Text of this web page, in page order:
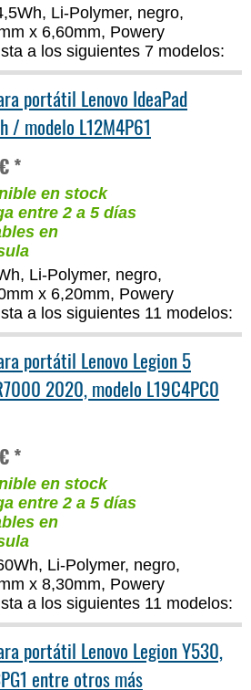
Li-Polymer, negro,
x 6,60mm, Powery
a los siguientes 7 modelos:
portátil Lenovo IdeaPad
/ modelo L12M4P61
*
en stock
entre 2 a 5 días
en
Li-Polymer, negro,
x 6,20mm, Powery
a los siguientes 11 modelos:
portátil Lenovo Legion 5
2020, modelo L19C4PC0
*
en stock
entre 2 a 5 días
en
Li-Polymer, negro,
x 8,30mm, Powery
a los siguientes 11 modelos:
portátil Lenovo Legion Y530,
entre otros más